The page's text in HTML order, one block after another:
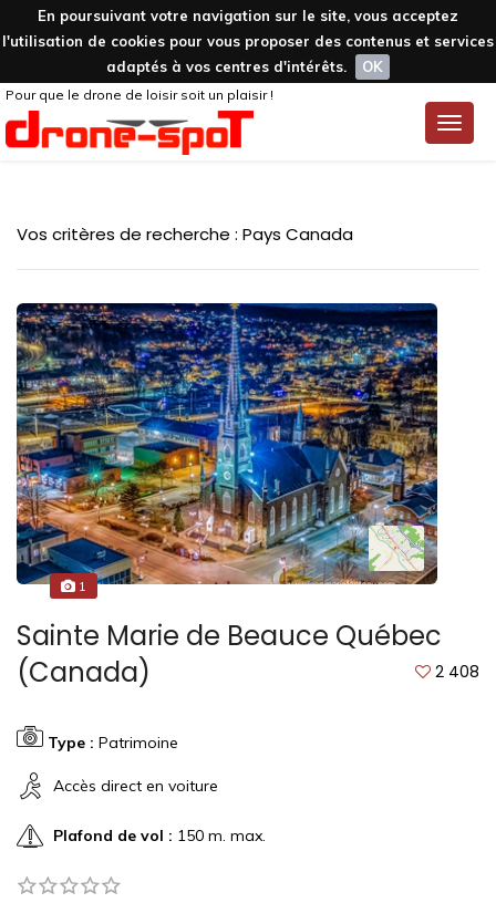
En poursuivant votre navigation sur le site, vous acceptez
l'utilisation de cookies pour vous proposer des contenus et services
adaptés à vos centres d'intérêts.
OK
Toggle
Pour que le drone de loisir soit un plaisir !
Vos critères de recherche : Pays Canada
1
Sainte Marie de Beauce Québec
(Canada)
2 408
Type : Patrimoine
Accès direct en voiture
Plafond de vol : 150 m. max.